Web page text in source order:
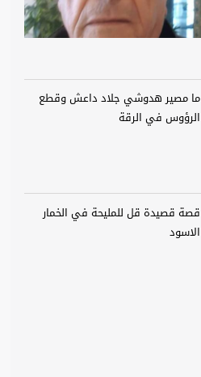
ما مصير هدوشي جلاد داعش وقطع
الرؤوس في الرقة
قصة قصيدة قل للمليحة في الخمار
الاسود